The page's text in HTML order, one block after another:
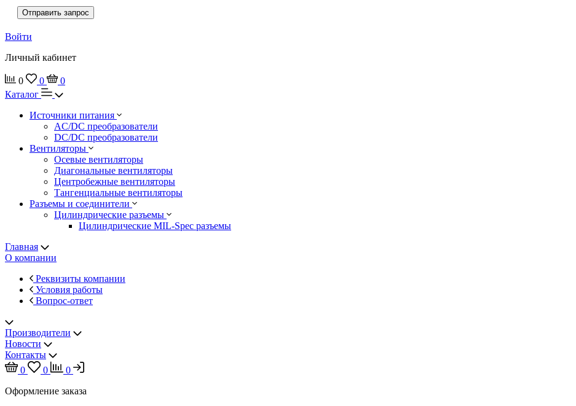
Отправить запрос
Войти
Личный кабинет
0 0
0
Каталог
Источники питания
AC/DC преобразователи
DC/DC преобразователи
Вентиляторы
Осевые вентиляторы
Диагональные вентиляторы
Центробежные вентиляторы
Тангенциальные вентиляторы
Разъемы и соединители
Цилиндрические разъемы
Цилиндрические MIL-Spec разъемы
Главная
О компании
Реквизиты компании
Условия работы
Вопрос-ответ
Производители
Новости
Контакты
0
0
0
Оформление заказа